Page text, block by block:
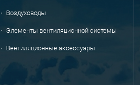
Воздуховоды
Элементы вентиляционной системы
Вентиляционные аксессуары